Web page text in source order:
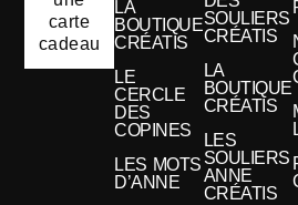
carte
cadeau
LA
BOUTIQUE
CRÉATIS
LE
CERCLE
DES
COPINES
LES MOTS
D’ANNE
SOULIERS
CRÉATIS
LA
BOUTIQUE
CRÉATIS
LES
SOULIERS
ANNE
CRÉATIS